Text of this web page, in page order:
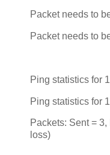
Packet needs to
Packet needs to
Ping statistics for
Ping statistics for
Packets: Sent =
loss)